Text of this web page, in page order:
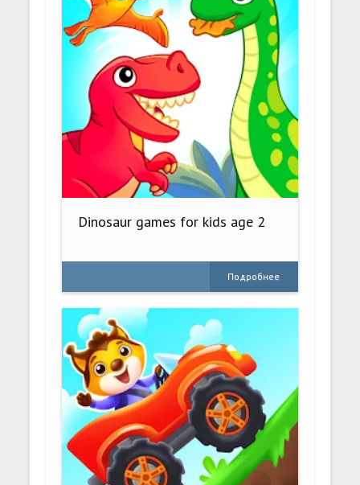
Dinosaur games for kids age 2
Подробнее